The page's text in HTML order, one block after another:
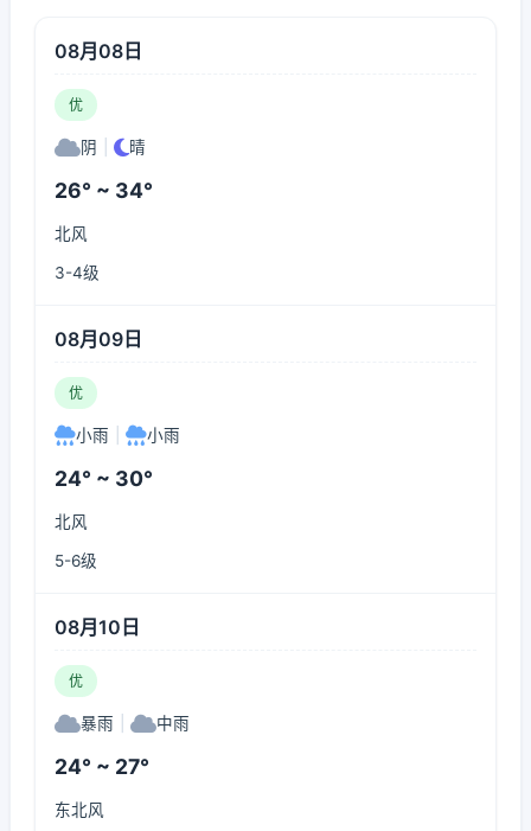
08月08日
优
阴 晴
26° ~ 34°
北风
3-4级
08月09日
优
小雨 小雨
24° ~ 30°
北风
5-6级
08月10日
优
暴雨 中雨
24° ~ 27°
东北风